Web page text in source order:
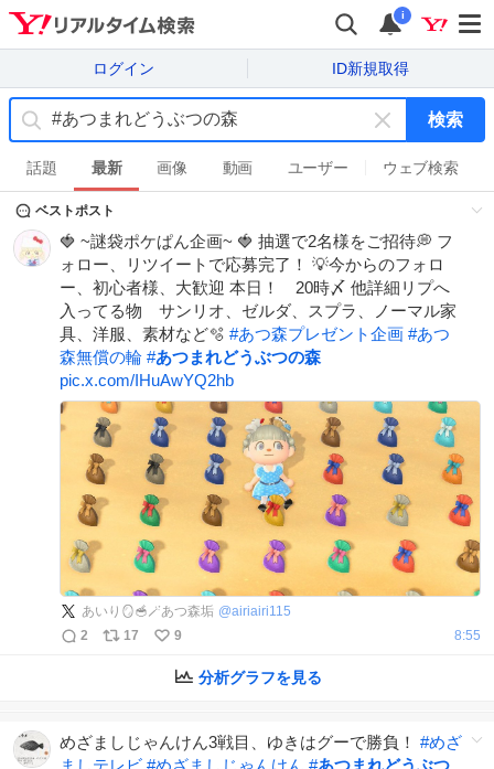
i
ログイン ID新規取得
キ
ー
ワ
ド
を
消
す
検索
話題 最新 画像 動画 ユーザー ウェブ検索
ベストポスト
🍓 ~謎袋ポケぱん企画~ 🍓 抽選で2名様をご招待💭 フ
ォロー、リツイートで応募完了！ 💡今からのフォロ
ー、初心者様、大歓迎 本日！ 20時〆 他詳細リプへ
入ってる物 サンリオ、ゼルダ、スプラ、ノーマル家
具、洋服、素材など🫧 #あつ森プレゼント企画 #あつ
森無償の輪 #あつまれどうぶつの森
pic.x.com/IHuAwYQ2hb
あいり🪞🥣🪄あつ森垢 @airiairi115
2
17 9 8:55
分析グラフを見る
めざましじゃんけん3戦目、ゆきはグーで勝負！ #めざ
ましテレビ #めざましじゃんけん #あつまれどうぶつ